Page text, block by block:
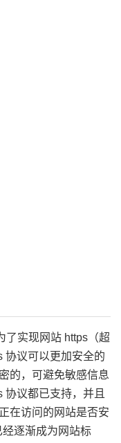
了实现网站 https（超
协议可以更加安全的
的，可避免敏感信息
协议都已支持，并且
在访问的网站是否安
逐渐成为网站标